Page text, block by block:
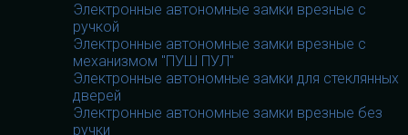
Электронные автономные замки врезные с
ручкой
Электронные автономные замки врезные с
механизмом "ПУШ ПУЛ"
Электронные автономные замки для стеклянных
дверей
Электронные автономные замки врезные без
ручки